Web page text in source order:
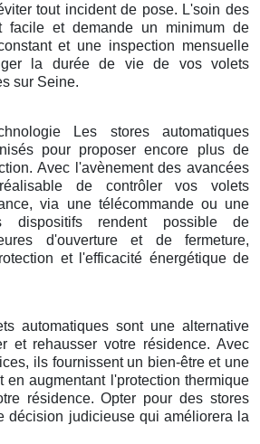
tout incident de pose. L'soin des
facile et demande un minimum de
et une inspection mensuelle
la durée de vie de vos volets
sur Seine.
Les stores automatiques
pour proposer encore plus de
Avec l'avènement des avancées
de contrôler vos volets
via une télécommande ou une
dispositifs rendent possible de
d'ouverture et de fermeture,
et l'efficacité énergétique de
automatiques sont une alternative
et rehausser votre résidence. Avec
ils fournissent un bien-être et une
en augmentant l'protection thermique
résidence. Opter pour des stores
décision judicieuse qui améliorera la